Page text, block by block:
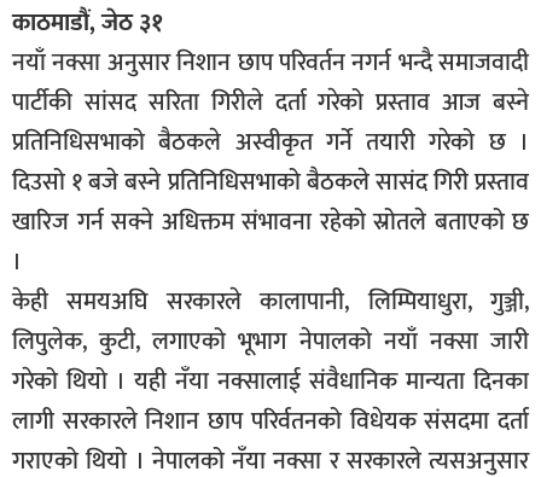
काठमाडौं, जेठ ३१
नयाँ नक्सा अनुसार निशान छाप परिवर्तन नगर्न भन्दै समाजवादी
पार्टीकी सांसद सरिता गिरीले दर्ता गरेको प्रस्ताव आज बस्ने
प्रतिनिधिसभाको बैठकले अस्वीकृत गर्ने तयारी गरेको छ ।
दिउसो १ बजे बस्ने प्रतिनिधिसभाको बैठकले सासंद गिरी प्रस्ताव
खारिज गर्न सक्ने अधिक्तम संभावना रहेको स्रोतले बताएको छ
।
केही समयअघि सरकारले कालापानी, लिम्पियाधुरा, गुञ्जी,
लिपुलेक, कुटी, लगाएको भूभाग नेपालको नयाँ नक्सा जारी
गरेको थियो । यही नँया नक्सालाई संवैधानिक मान्यता दिनका
लागी सरकारले निशान छाप परिर्वतनको विधेयक संसदमा दर्ता
गराएको थियो । नेपालको नँया नक्सा र सरकारले त्यसअनुसार